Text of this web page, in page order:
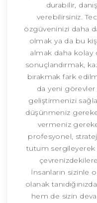
durabilir,
verebilirsiniz.
özgüveninizi daha
olmak ya da bu
almak daha kolay
sonuçlandırmak,
bırakmak fark
da yeni
geliştirmenizi
düşünmeniz
vermeniz
profesyonel,
tutum
İnsanların sizinle
olanak
hem de sizin